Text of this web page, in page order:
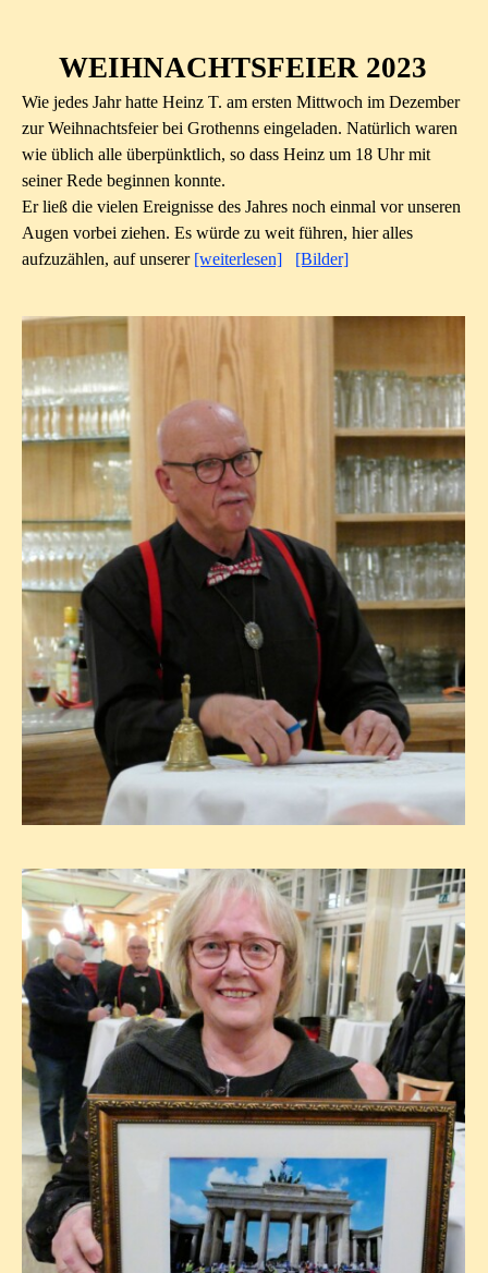
WEIHNACHTSFEIER 2023
Wie jedes Jahr hatte Heinz T. am ersten Mittwoch im Dezember
zur Weihnachtsfeier bei Grothenns eingeladen. Natürlich waren
wie üblich alle überpünktlich, so dass Heinz um 18 Uhr mit
seiner Rede beginnen konnte.
Er ließ die vielen Ereignisse des Jahres noch einmal vor unseren
Augen vorbei ziehen. Es würde zu weit führen, hier alles
aufzuzählen, auf unserer [weiterlesen] [Bilder]